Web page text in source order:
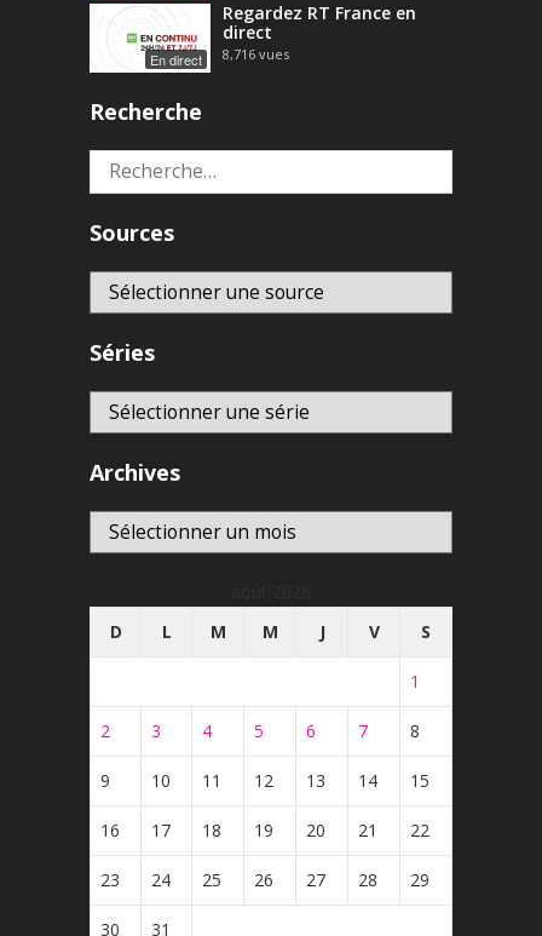
En direct
Regardez RT France en
direct
8,716 vues
Recherche
Rechercher :
Sources
Séries
Archives
Archives
D
L M M J V S
1
2 3 4 5 6 7 8
9 10 11 12 13 14 15
16 17 18 19 20 21 22
23 24 25 26 27 28 29
30 31